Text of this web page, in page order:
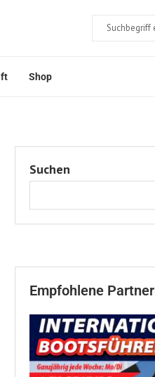
Shop
Suchen
Empfohlene Partner